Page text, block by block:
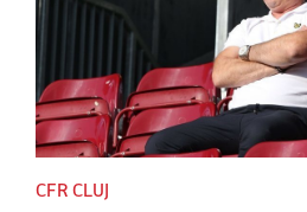
CFR CLUJ